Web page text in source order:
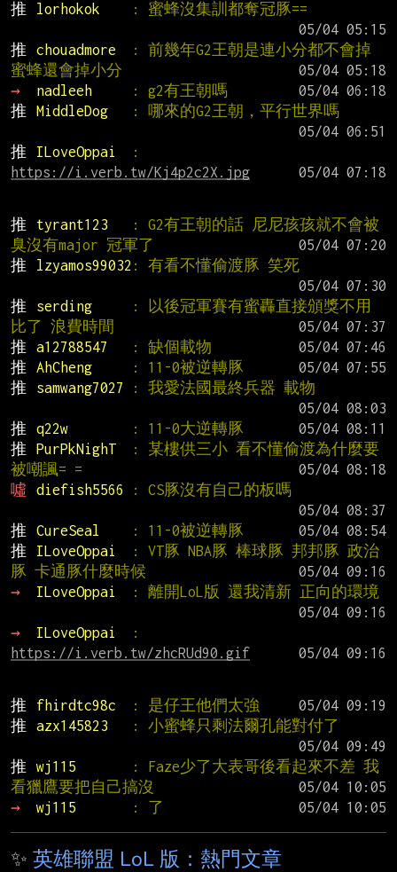
推
lorhokok
: 蜜蜂沒集訓都奪冠豚==
推
chouadmore
: 前幾年G2王朝是連小分都不會掉
蜜蜂還會掉小分
→
nadleeh : g2有王朝嗎
推
MiddleDog
: 哪來的G2王朝，平行世界嗎
推
ILoveOppai
https://i.verb.tw/Kj4p2c2X.jpg
推 tyrant123
: G2有王朝的話 尼尼孩孩就不會被
臭沒有major 冠軍了
推
lzyamos99032 : 有看不懂偷渡豚 笑死
推
serding
: 以後冠軍賽有蜜轟直接頒獎不用
比了 浪費時間
推
a12788547 : 缺個載物
推
AhCheng : 11-0被逆轉豚
推
samwang7027
: 我愛法國最終兵器 載物
推
q22w : 11-0大逆轉豚
推
PurPkNighT
: 某樓供三小 看不懂偷渡為什麼要
被嘲諷= =
噓
diefish5566
: CS豚沒有自己的板嗎
推
CureSeal : 11-0被逆轉豚
推
ILoveOppai
: VT豚 NBA豚 棒球豚 邦邦豚 政治
豚 卡通豚什麼時候
→
ILoveOppai
: 離開LoL版 還我清新 正向的環境
→
ILoveOppai
https://i.verb.tw/zhcRUd90.gif
推 fhirdtc98c : 是仔王他們太強
推
azx145823
: 小蜜蜂只剩法爾孔能對付了
推
wj115
: Faze少了大表哥後看起來不差 我
看獵鷹要把自己搞沒
→
wj115 : 了
✨ 英雄聯盟 LoL 版：熱門文章